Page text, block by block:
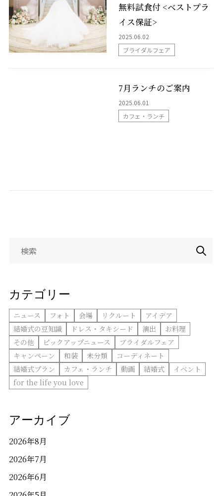
来館予約
資料請求
LINEで相談
無料試食付 <ベストプラ
イス保証>
2025.06.02
ブライダルフェア
7月ランチのご案内
2025.06.01
カフェ・ランチ
カテゴリー
ニュース フォト 会場 リクルート
アイデア
結婚式の豆知識
ドレス・タキシード 演出
お料理
その他
ピックアップニュース
ブライダルフェア
キャンペーン
和装 未分類
コーディネート
結婚式プラン
カフェ・ランチ 動画 結婚式
イベント
for the life you love
アーカイブ
2026年8月
2026年7月
2026年6月